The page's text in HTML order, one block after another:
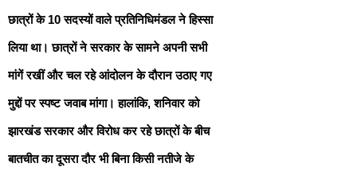
छात्रों के 10 सदस्यों वाले प्रतिनिधिमंडल ने हिस्सा
लिया था। छात्रों ने सरकार के सामने अपनी सभी
मांगें रखीं और चल रहे आंदोलन के दौरान उठाए गए
मुद्दों पर स्पष्ट जवाब मांगा। हालांकि, शनिवार को
झारखंड सरकार और विरोध कर रहे छात्रों के बीच
बातचीत का दूसरा दौर भी बिना किसी नतीजे के